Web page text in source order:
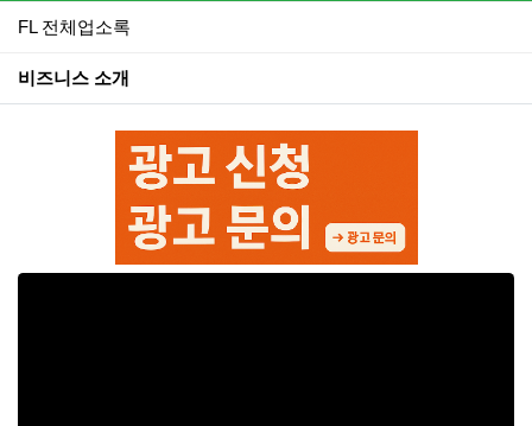
FL 전체업소록
비즈니스 소개